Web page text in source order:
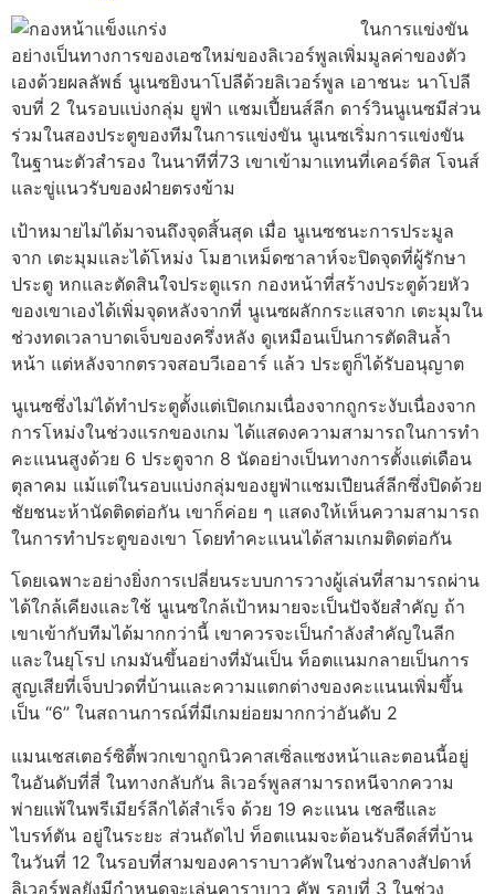
ในการแข่งขัน
อย่างเป็นทางการของเอซใหม่ของลิเวอร์พูลเพิ่มมูลค่าของตัว
เองด้วยผลลัพธ์ นูเนซยิงนาโปลีด้วยลิเวอร์พูล เอาชนะ นาโปลี
จบที่ 2 ในรอบแบ่งกลุ่ม ยูฟ่า แชมเปี้ยนส์ลีก ดาร์วินนูเนซมีส่วน
ร่วมในสองประตูของทีมในการแข่งขัน นูเนซเริ่มการแข่งขัน
ในฐานะตัวสำรอง ในนาทีที่73 เขาเข้ามาแทนที่เคอร์ติส โจนส์
และขู่แนวรับของฝ่ายตรงข้าม
เป้าหมายไม่ได้มาจนถึงจุดสิ้นสุด เมื่อ นูเนซชนะการประมูล
จาก เตะมุมและได้โหม่ง โมฮาเหม็ดซาลาห์จะปิดจุดที่ผู้รักษา
ประตู หกและตัดสินใจประตูแรก กองหน้าที่สร้างประตูด้วยหัว
ของเขาเองได้เพิ่มจุดหลังจากที่ นูเนซผลักกระแสจาก เตะมุมใน
ช่วงทดเวลาบาดเจ็บของครึ่งหลัง ดูเหมือนเป็นการตัดสินล้ำ
หน้า แต่หลังจากตรวจสอบวีเออาร์ แล้ว ประตูก็ได้รับอนุญาต
นูเนซซึ่งไม่ได้ทำประตูตั้งแต่เปิดเกมเนื่องจากถูกระงับเนื่องจาก
การโหม่งในช่วงแรกของเกม ได้แสดงความสามารถในการทำ
คะแนนสูงด้วย 6 ประตูจาก 8 นัดอย่างเป็นทางการตั้งแต่เดือน
ตุลาคม แม้แต่ในรอบแบ่งกลุ่มของยูฟ่าแชมเปียนส์ลีกซึ่งปิดด้วย
ชัยชนะห้านัดติดต่อกัน เขาก็ค่อย ๆ แสดงให้เห็นความสามารถ
ในการทำประตูของเขา โดยทำคะแนนได้สามเกมติดต่อกัน
โดยเฉพาะอย่างยิ่งการเปลี่ยนระบบการวางผู้เล่นที่สามารถผ่าน
ได้ใกล้เคียงและใช้ นูเนซใกล้เป้าหมายจะเป็นปัจจัยสำคัญ ถ้า
เขาเข้ากับทีมได้มากกว่านี้ เขาควรจะเป็นกำลังสำคัญในลีก
และในยุโรป เกมมันขึ้นอย่างที่มันเป็น ท็อตแนมกลายเป็นการ
สูญเสียที่เจ็บปวดที่บ้านและความแตกต่างของคะแนนเพิ่มขึ้น
เป็น “6” ในสถานการณ์ที่มีเกมย่อยมากกว่าอันดับ 2
แมนเชสเตอร์ซิตี้พวกเขาถูกนิวคาสเซิ่ลแซงหน้าและตอนนี้อยู่
ในอันดับที่สี่ ในทางกลับกัน ลิเวอร์พูลสามารถหนีจากความ
พ่ายแพ้ในพรีเมียร์ลีกได้สำเร็จ ด้วย 19 คะแนน เชลซีและ
ไบรท์ตัน อยู่ในระยะ ส่วนถัดไป ท็อตแนมจะต้อนรับลีดส์ที่บ้าน
ในวันที่ 12 ในรอบที่สามของคาราบาวคัพในช่วงกลางสัปดาห์
ลิเวอร์พูลยังมีกำหนดจะเล่นคาราบาว คัพ รอบที่ 3 ในช่วง